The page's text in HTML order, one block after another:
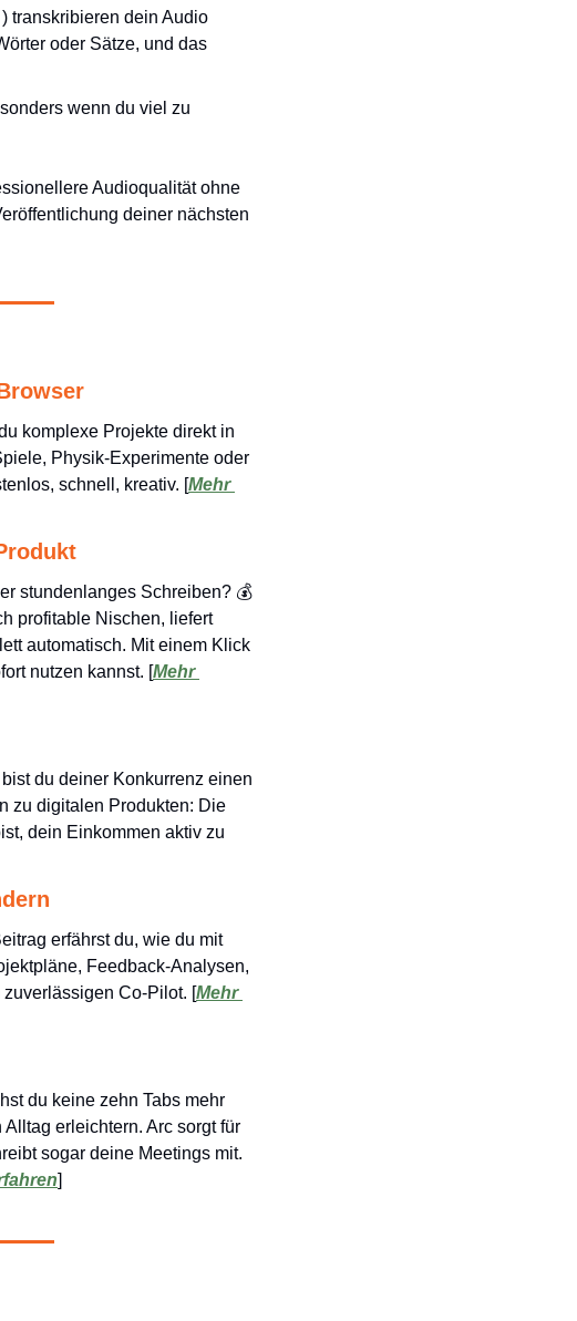
transkribieren dein Audio
oder Sätze, und das
wenn du viel zu
Audioqualität ohne
deiner nächsten
komplexe Projekte direkt in
Physik-Experimente oder
schnell, kreativ. [Mehr
stundenlanges Schreiben? 💰
profitable Nischen, liefert
automatisch. Mit einem Klick
nutzen kannst. [Mehr
bist du deiner Konkurrenz einen
zu digitalen Produkten: Die
dein Einkommen aktiv zu
erfährst du, wie du mit
Feedback-Analysen,
Co-Pilot. [Mehr
du keine zehn Tabs mehr
Alltag erleichtern. Arc sorgt für
sogar deine Meetings mit.
]